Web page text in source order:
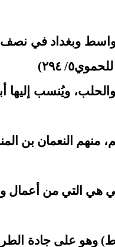
واسط وبغداد في
٢٩٤)
ويُنسب إليها
النعمان بن
هي التي من